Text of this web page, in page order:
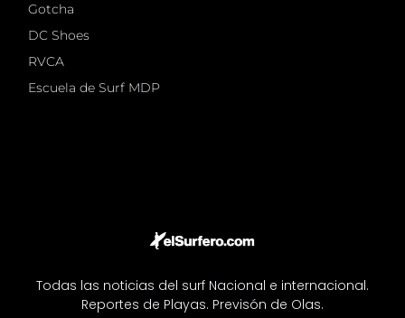
Todas las noticias del surf Nacional e internacional.
Reportes de Playas. Previsón de Olas.
Gotcha
DC Shoes
RVCA
Escuela de Surf MDP